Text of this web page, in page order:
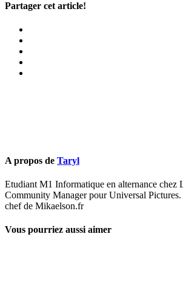
Partager cet article!
A propos de Taryl
Etudiant M1 Informatique en alternance
Community Manager pour Universal Pictures.
chef de Mikaelson.fr
Vous pourriez aussi aimer